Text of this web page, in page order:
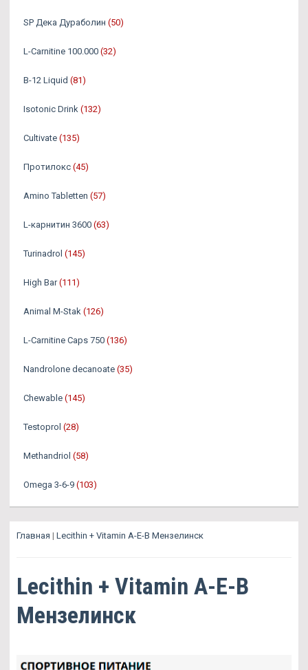
SP Дека Дураболин (50)
L-Carnitine 100.000 (32)
B-12 Liquid (81)
Isotonic Drink (132)
Cultivate (135)
Протилокс (45)
Amino Tabletten (57)
L-карнитин 3600 (63)
Turinadrol (145)
High Bar (111)
Animal M-Stak (126)
L-Carnitine Caps 750 (136)
Nandrolone decanoate (35)
Chewable (145)
Testoprol (28)
Methandriol (58)
Omega 3-6-9 (103)
Главная | Lecithin + Vitamin A-E-B Мензелинск
Lecithin + Vitamin A-E-B
Мензелинск